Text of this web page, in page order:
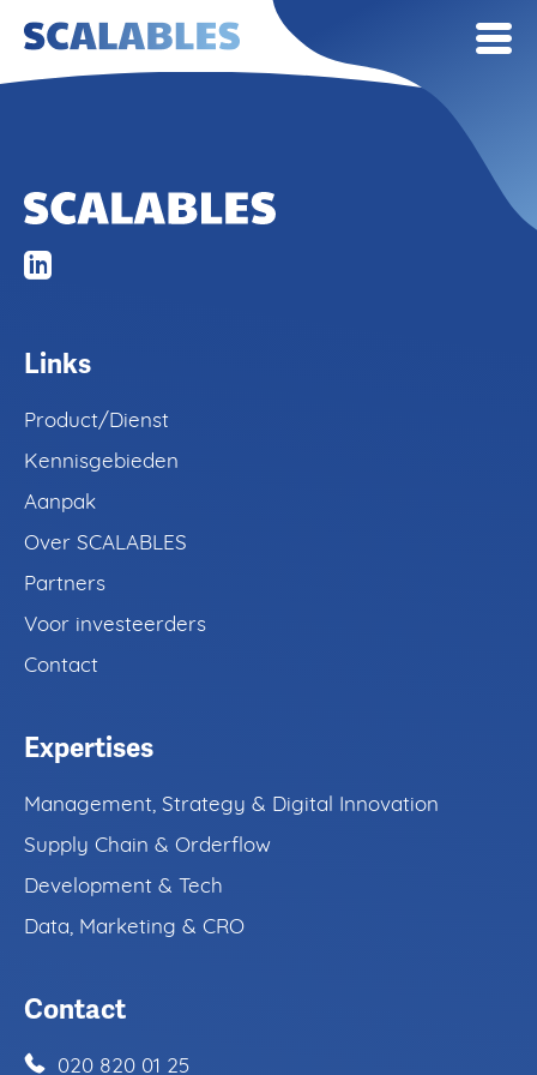
Kennisgebieden
Aanpak
Contact
Links
Product/Dienst
Kennisgebieden
Aanpak
Over SCALABLES
Partners
Voor investeerders
Contact
Expertises
Management, Strategy & Digital Innovation
Supply Chain & Orderflow
Development & Tech
Data, Marketing & CRO
Contact
020 820 01 25